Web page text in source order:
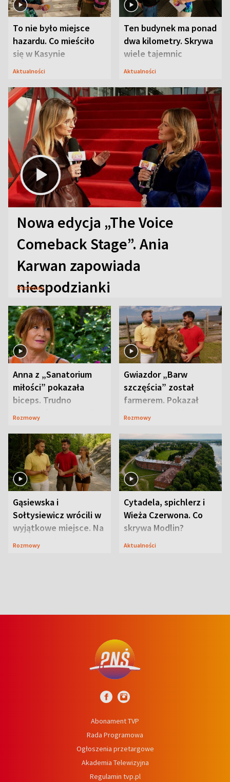
To nie było miejsce
hazardu. Co mieściło
się w Kasynie
Oficerskim?
Aktualności
Ten budynek ma ponad
dwa kilometry. Skrywa
wiele tajemnic
Aktualności
Nowa edycja „The Voice
Comeback Stage”. Ania
Karwan zapowiada
niespodzianki
Rozmowy
Anna z „Sanatorium
miłości” pokazała
biceps. Trudno
uwierzyć, co przeszła
Rozmowy
Gwiazdor „Barw
szczęścia” został
farmerem. Pokazał
swoje niezwykłe
Rozmowy
Gąsiewska i
Sołtysiewicz wrócili w
wyjątkowe miejsce. Na
szlaku czekał
Rozmowy
Cytadela, spichlerz i
Wieża Czerwona. Co
skrywa Modlin?
Aktualności
Abonament TVP
Rada Programowa
Ogłoszenia przetargowe
Akademia Telewizyjna
Regulamin tvp.pl